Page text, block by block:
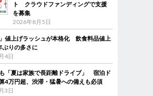
ト クラウドファンディングで支援
を募集
2026年8月5日
」値上げラッシュが本格化 飲食料品値上
ぶりの多さに
4日
「夏は家族で長距離ドライブ」 宿泊ド
4万円超、渋滞・猛暑への備えも必須
3日